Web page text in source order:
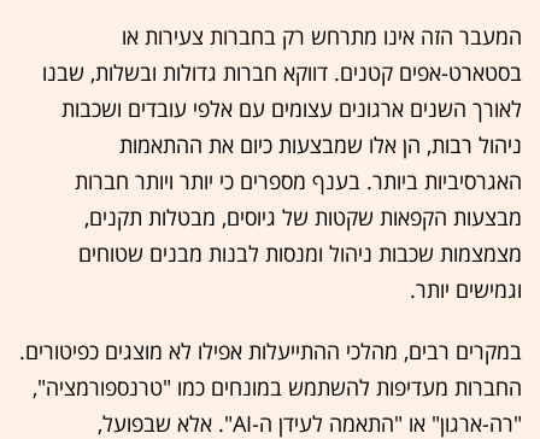
המעבר הזה אינו מתרחש רק בחברות צעירות או
בסטארט-אפים קטנים. דווקא חברות גדולות ובשלות, שבנו
לאורך השנים ארגונים עצומים עם אלפי עובדים ושכבות
ניהול רבות, הן אלו שמבצעות כיום את ההתאמות
האגרסיביות ביותר. בענף מספרים כי יותר ויותר חברות
מבצעות הקפאות שקטות של גיוסים, מבטלות תקנים,
מצמצמות שכבות ניהול ומנסות לבנות מבנים שטוחים
וגמישים יותר.
במקרים רבים, מהלכי ההתייעלות אפילו לא מוצגים כפיטורים.
החברות מעדיפות להשתמש במונחים כמו "טרנספורמציה",
"רה-ארגון" או "התאמה לעידן ה-AI". אלא שבפועל,